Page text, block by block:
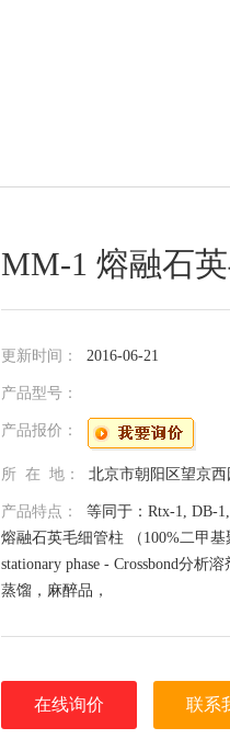
MM-1 熔融石
更新时间： 2016-06-21
产品型号：
产品报价：
所 在 地： 北京市朝阳区望京西
产品特点： 等同于：Rtx-1, DB-
熔融石英毛细管柱 （100%二甲基
stationary phase - Crossbond分析
蒸馏，麻醉品，
在线询价 联系